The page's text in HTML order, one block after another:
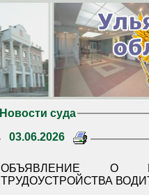
Новости суда
03.06.2026
ОБЪЯВЛЕНИЕ О
ТРУДОУСТРОЙСТВА